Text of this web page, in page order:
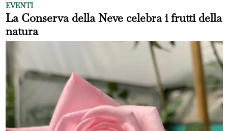
EVENTI
La Conserva della Neve celebra i frutti della
natura